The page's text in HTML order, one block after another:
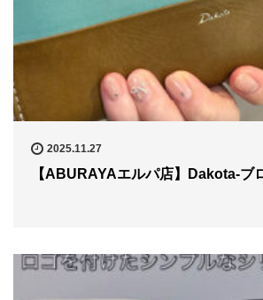
2025.11.27
【ABURAYAエルパ店】Dakota-ブ